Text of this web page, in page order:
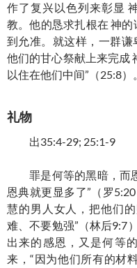
作了复兴以色列来彰显
教。他的恳求扎根在 神
到允准。就这样，一群
他们的甘心祭献上来完成
以住在他们中间”（25:8）。
礼物
出35:4-29; 25:1-9
罪是何等的黑暗，而
恩典就更显多了”（罗
慧的男人女人，把他们
难、不要勉强”（林后9:7
出来的感恩，又是何等
来，“因为他们所有的材